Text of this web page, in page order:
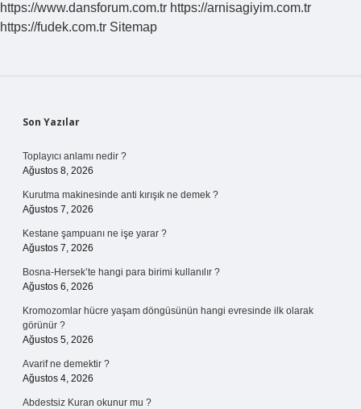
https://www.dansforum.com.tr https://arnisagiyim.com.tr
https://fudek.com.tr Sitemap
Sidebar
Son Yazılar
Toplayıcı anlamı nedir ?
Ağustos 8, 2026
Kurutma makinesinde anti kırışık ne demek ?
Ağustos 7, 2026
Kestane şampuanı ne işe yarar ?
Ağustos 7, 2026
Bosna-Hersek’te hangi para birimi kullanılır ?
Ağustos 6, 2026
Kromozomlar hücre yaşam döngüsünün hangi evresinde ilk olarak
görünür ?
Ağustos 5, 2026
Avarif ne demektir ?
Ağustos 4, 2026
Abdestsiz Kuran okunur mu ?